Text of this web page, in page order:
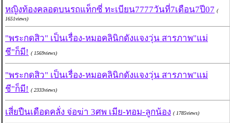
หญิงท้องคลอดบนรถแท็กซี่ ทะเบียน7777วันที่7เดือน7ปี07 (
1651views)
"พระกดสิว" เป็นเรื่อง-หมอคลินิกดังแจงวุ่น สารภาพ"แม่
ชี"ก็มี! ( 1569views)
"พระกดสิว" เป็นเรื่อง-หมอคลินิกดังแจงวุ่น สารภาพ"แม่
ชี"ก็มี! ( 2333views)
เสี่ยปืนเดือดคลั่ง จ่อฆ่า 3ศพ เมีย-ทอม-ลูกน้อง ( 1785views)